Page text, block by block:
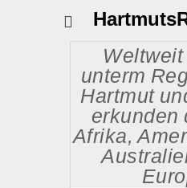
unterm
Hartmut
erkunden
Afrika,